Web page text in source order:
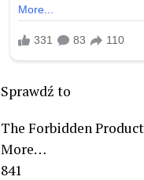
Sprawdź to
The Forbidden
More…
841